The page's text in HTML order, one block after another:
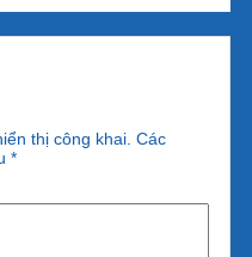
thị công khai. Các
*